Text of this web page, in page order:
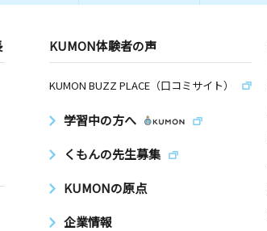
KUMON体験者の声
KUMON BUZZ PLACE（口コミサイト）
学習中の方へ
くもんの先生募集
KUMONの原点
企業情報